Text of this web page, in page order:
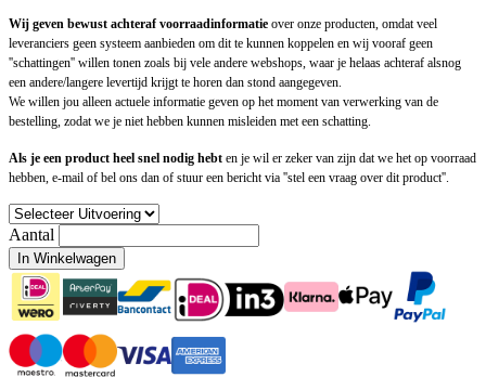
Wij geven bewust achteraf voorraadinformatie over onze producten, omdat veel
leveranciers geen systeem aanbieden om dit te kunnen koppelen en wij vooraf geen
''schattingen'' willen tonen zoals bij vele andere webshops, waar je helaas achteraf alsnog
een andere/langere levertijd krijgt te horen dan stond aangegeven.
We willen jou alleen actuele informatie geven op het moment van verwerking van de
bestelling, zodat we je niet hebben kunnen misleiden met een schatting.
Als je een product heel snel nodig hebt en je wil er zeker van zijn dat we het op voorraad
hebben, e-mail of bel ons dan of stuur een bericht via ''stel een vraag over dit product''.
Aantal
In Winkelwagen